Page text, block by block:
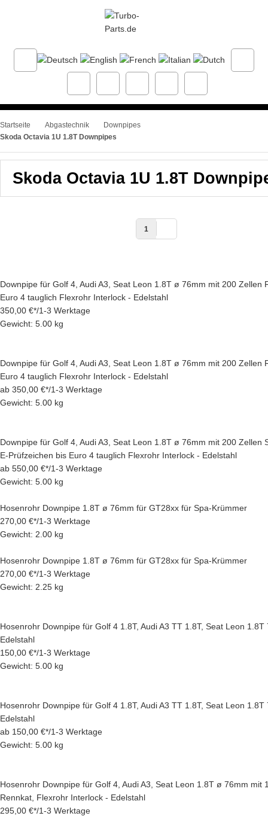
Startseite Abgastechnik
Downpipes
Skoda Octavia 1U 1.8T Downpipes
Skoda Octavia 1U 1.8T
1
Downpipe für Golf 4, Audi A3, Seat Leon 1.8T ø 76mm mit 200 Zellen
Euro 4 tauglich Flexrohr Interlock - Edelstahl
350,00 €*/1-3 Werktage
Gewicht: 5.00 kg
Downpipe für Golf 4, Audi A3, Seat Leon 1.8T ø 76mm mit 200 Zellen
Euro 4 tauglich Flexrohr Interlock - Edelstahl
ab 350,00 €*/1-3 Werktage
Gewicht: 5.00 kg
Downpipe für Golf 4, Audi A3, Seat Leon 1.8T ø 76mm mit 200 Zellen
E-Prüfzeichen bis Euro 4 tauglich Flexrohr Interlock - Edelstahl
ab 550,00 €*/1-3 Werktage
Gewicht: 5.00 kg
Hosenrohr Downpipe 1.8T ø 76mm für GT28xx für Spa-Krümmer
270,00 €*/1-3 Werktage
Gewicht: 2.00 kg
Hosenrohr Downpipe 1.8T ø 76mm für GT28xx für Spa-Krümmer
270,00 €*/1-3 Werktage
Gewicht: 2.25 kg
Hosenrohr Downpipe für Golf 4 1.8T, Audi A3 TT 1.8T, Seat Leon 1.8T
Edelstahl
150,00 €*/1-3 Werktage
Gewicht: 5.00 kg
Hosenrohr Downpipe für Golf 4 1.8T, Audi A3 TT 1.8T, Seat Leon 1.8T
Edelstahl
ab 150,00 €*/1-3 Werktage
Gewicht: 5.00 kg
Hosenrohr Downpipe für Golf 4, Audi A3, Seat Leon 1.8T ø 76mm mit
Rennkat, Flexrohr Interlock - Edelstahl
295,00 €*/1-3 Werktage